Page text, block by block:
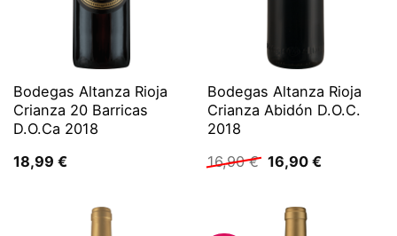
Bodegas Altanza Rioja
Crianza 20 Barricas
D.O.Ca 2018
18,99 €
Bodegas Altanza Rioja
Crianza Abidón D.O.C.
2018
16,90€ Ursprünglicher
Preis
16,90 €
16,90 €Aktueller